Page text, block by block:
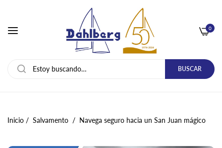
BUSCAR
0
Inicio / Salvamento / Navega seguro hacia un San Juan mágico